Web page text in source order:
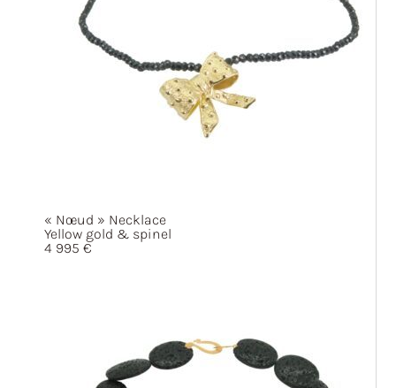
« Nœud » Necklace
Yellow gold & spinel
4 995 €